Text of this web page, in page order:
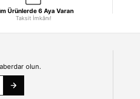
Ürünlerde 6 Aya Varan
Taksit İmkânı!
olun.